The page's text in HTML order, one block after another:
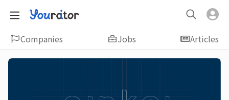
Companies Jobs Articles